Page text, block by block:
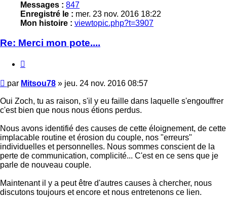
Messages : 847
Enregistré le : mer. 23 nov. 2016 18:22
Mon histoire : viewtopic.php?t=3907
Re: Merci mon pote....
Message
par Mitsou78 » jeu. 24 nov. 2016 08:57
Oui Zoch, tu as raison, s'il y eu faille dans laquelle s'engouffrer
c'est bien que nous nous étions perdus.
Nous avons identifié des causes de cette éloignement, de cette
implacable routine et érosion du couple, nos "erreurs"
individuelles et personnelles. Nous sommes conscient de la
perte de communication, complicité... C'est en ce sens que je
parle de nouveau couple.
Maintenant il y a peut être d'autres causes à chercher, nous
discutons toujours et encore et nous entretenons ce lien.